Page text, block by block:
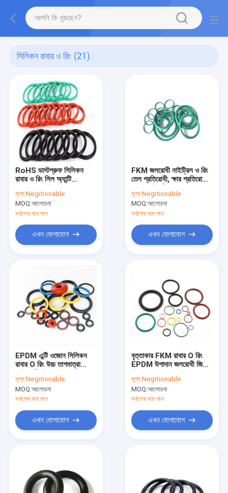
সিলিকন রাবার ও রিং (21)
RoHS ডাস্টপ্রুফ সিলিকন
রাবার ও রিং সিল অ্যান্টি
মূল্য:Negitionable
MOQ:আলোচনা
সর্বশেষ দাম পান
এখন যোগাযোগ
FKM জলরোধী নাইট্রিল ও রিং
তেল প্রতিরোধী, ক্ষার প্রতিরোধী
মূল্য:Negitionable
MOQ:আলোচনা
সর্বশেষ দাম পান
এখন যোগাযোগ
EPDM এন্টি ওজোন সিলিকন
রাবার O রিং উচ্চ তাপমাত্রা
মূল্য:Negitionable
MOQ:আলোচনা
সর্বশেষ দাম পান
এখন যোগাযোগ
বৃত্তাকার FKM রাবার O রিং
EPDM উপাদান জলরোধী জিরো
মূল্য:Negitionable
MOQ:আলোচনা
সর্বশেষ দাম পান
এখন যোগাযোগ